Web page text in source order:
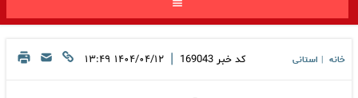
خانه استانی کد خبر 169043
| ۱۴۰۴/۰۴/۱۲ ۱۳:۴۹